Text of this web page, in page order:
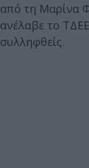
από τη Μαρίνα
ανέλαβε το
συλληφθείς.